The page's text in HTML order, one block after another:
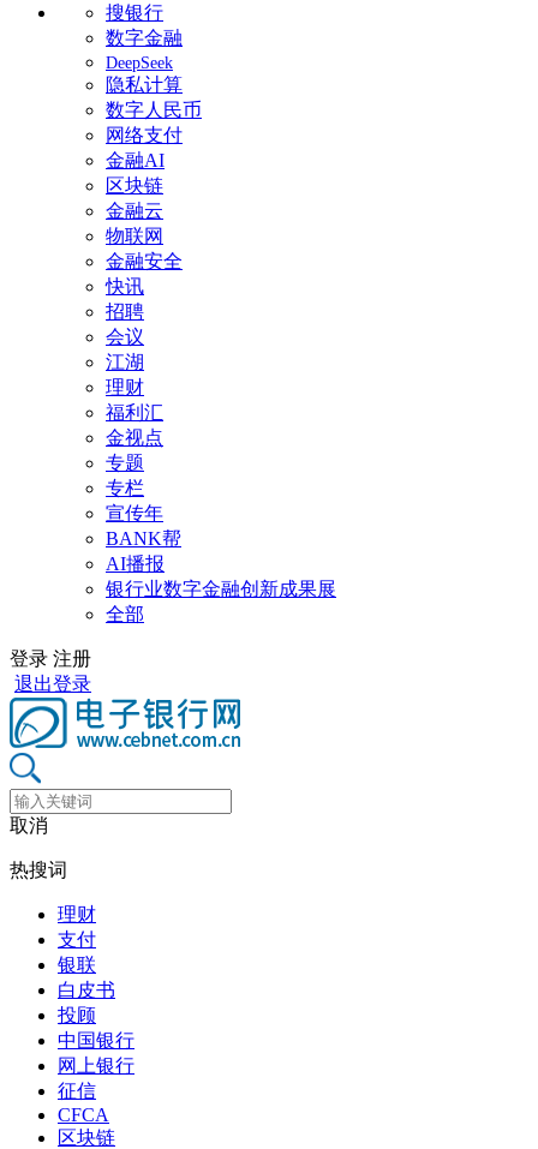
搜银行
数字金融
DeepSeek
隐私计算
数字人民币
网络支付
金融AI
区块链
金融云
物联网
金融安全
快讯
招聘
会议
江湖
理财
福利汇
金视点
专题
专栏
宣传年
BANK帮
AI播报
银行业数字金融创新成果展
全部
登录 注册
退出登录
取消
热搜词
理财
支付
银联
白皮书
投顾
中国银行
网上银行
征信
CFCA
区块链